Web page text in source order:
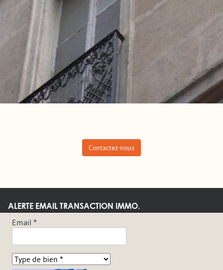
Contactez-nous
ALERTE EMAIL TRANSACTION IMMO.
Email *